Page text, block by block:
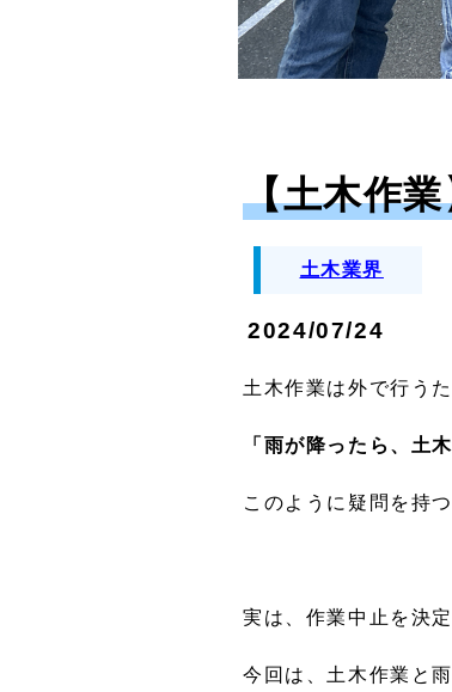
【土木作
土木業界
2024/07/24
土木作業は外で行う
「雨が降ったら、土
このように疑問を持
実は、作業中止を決定
今回は、土木作業と